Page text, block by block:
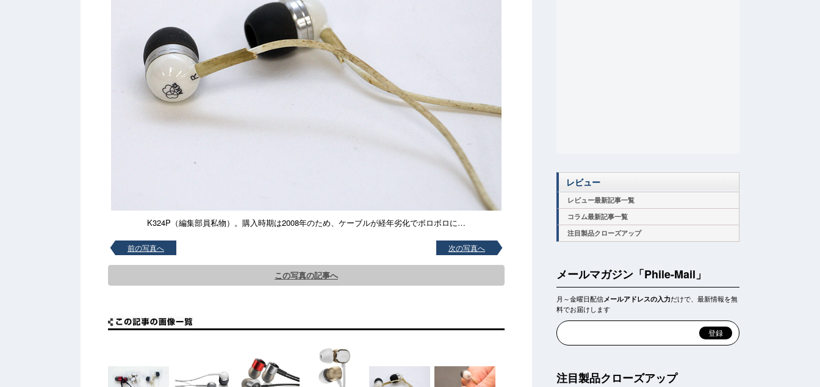
K324P（編集部員私物）。購入時期は2008年のため、ケーブルが経年劣化でボロボロに…
前の写真へ 次の写真へ
この写真の記事へ
レビュー
レビュー最新記事一覧
コラム最新記事一覧
注目製品クローズアップ
メールマガジン「Phile-Mail」
月～金曜日配信メールアドレスの入力だけで、最新情報を無
料でお届けします
注目製品クローズアップ